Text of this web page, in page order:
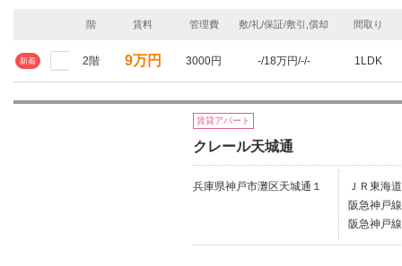
階 賃料 管理費 敷/礼/保証/敷引,償却 間取り
新着 2階 9万円 3000円 -/18万円/-/- 1LDK
賃貸アパート
クレール天城通
兵庫県神戸市灘区天城通１
ＪＲ東海
阪急神戸
阪急神戸